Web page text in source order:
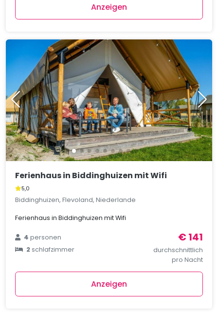
Anzeigen
Ferienhaus in Biddinghuizen mit Wifi
5,0
Biddinghuizen, Flevoland, Niederlande
Ferienhaus in Biddinghuizen mit Wifi
4personen
2schlafzimmer
€ 141
durchschnittlich
pro Nacht
Anzeigen